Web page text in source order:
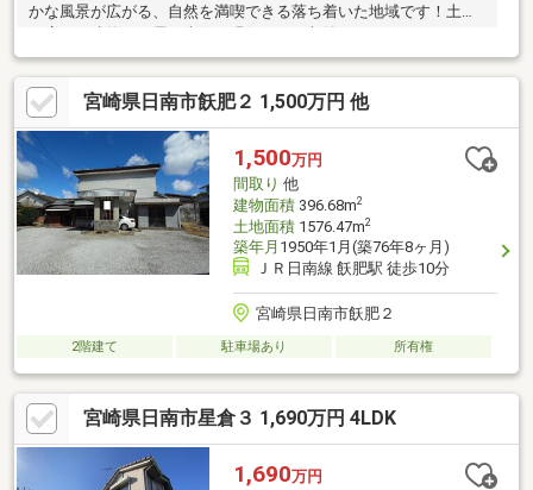
かな風景が広がる、自然を満喫できる落ち着いた地域です！土地
拠点生活や別荘地としていかがでしょうか。また古民家カフェや
福祉施設など事業用としてもオススメです。
宮崎県日南市飫肥２ 1,500万円 他
1,500万円
間取り 他
建物面積396.68m2
土地面積1576.47m2
築年月 1950年1月(築76年8ヶ月)
ＪＲ日南線 飫肥駅 徒歩10分
宮崎県日南市飫肥２
2階建て 駐車場あり 所有権
宮崎県日南市星倉３ 1,690万円 4LDK
1,690万円